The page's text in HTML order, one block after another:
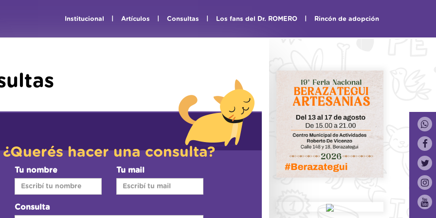
Institucional Artículos Consultas Los fans del Dr. ROMERO Rincón de adopción
¿Querés hacer una consulta?
Tu nombre Tu mail
Consulta